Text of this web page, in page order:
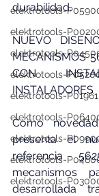
elektrotools-
elektrotools-
elektrotools-
elektrotools-
elektrotools-P01961
elektrotools-
elektrotools-
elektrotools-
elektrotools-
durabilidad.
NUEVO
MECANISMOS
CON
INSTALADORES
Como
presenta el
referencia
mecanismos
desarrollada